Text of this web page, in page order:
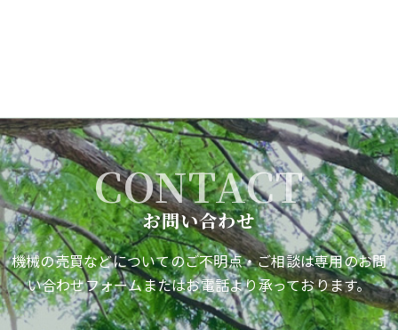
CONTACT
お問い合わせ
機械の売買などについてのご不明点・ご相談は専用のお問
い合わせフォームまたはお電話より承っております。